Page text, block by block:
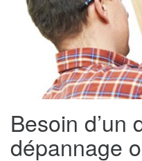
Besoin d’un
dépannage